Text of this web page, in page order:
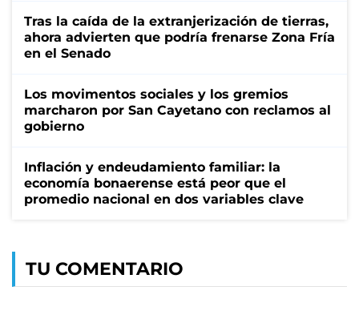
Tras la caída de la extranjerización de tierras,
ahora advierten que podría frenarse Zona Fría
en el Senado
Los movimentos sociales y los gremios
marcharon por San Cayetano con reclamos al
gobierno
Inflación y endeudamiento familiar: la
economía bonaerense está peor que el
promedio nacional en dos variables clave
TU COMENTARIO